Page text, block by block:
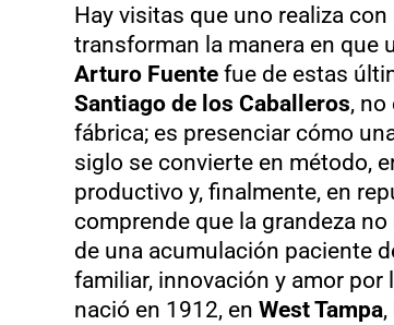
Hay visitas que uno realiza
transforman la manera en que
Arturo Fuentefue de estas
Santiago de los Caballeros,
fábrica; es presenciar cómo
siglo se convierte en método,
productivo y, finalmente, en
comprende que la grandeza
de una acumulación paciente
familiar, innovación y amor por
nació en 1912, en West Tampa,